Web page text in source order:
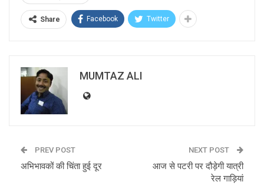
Share Facebook Twitter
MUMTAZ ALI
PREV POST
अभिभावकों की चिंता हुई दूर
NEXT POST
आज से पटरी पर दौड़ेगी यात्री
रेल गाड़ियां